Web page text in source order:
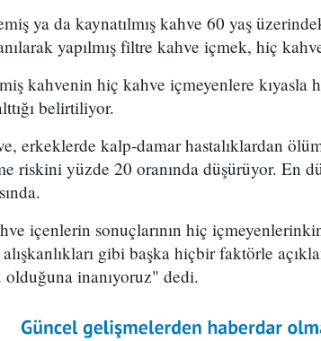
ya da kaynatılmış kahve 60 yaş
yapılmış filtre kahve içmek, hiç
kahvenin hiç kahve içmeyenlere
belirtiliyor.
erkeklerde kalp-damar hastalıklardan
riskini yüzde 20 oranında düşürüyor. En
içenlerin sonuçlarının hiç
gibi başka hiçbir faktörle
inanıyoruz" dedi.